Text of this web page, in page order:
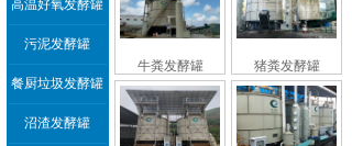
高温好氧发酵罐
污泥发酵罐
餐厨垃圾发酵罐
沼渣发酵罐
牛粪发酵罐 猪粪发酵罐